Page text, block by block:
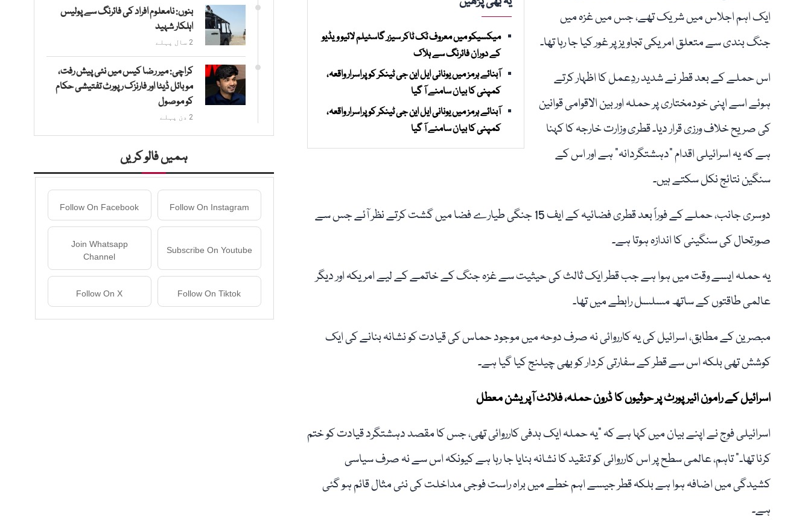
میکسیکو میں معروف ٹک ٹاکر سیزر گاسٹیلم لائیو ویڈیو
کے دوران فائرنگ سے ہلاک
آبنائے ہرمز میں یونانی ایل این جی ٹینکر کو پراسرار واقعہ،
کمپنی کا بیان سامنے آ گیا
آبنائے ہرمز میں یونانی ایل این جی ٹینکر کو پراسرار واقعہ،
کمپنی کا بیان سامنے آ گیا
ایک اہم اجلاس میں شریک تھے، جس میں غزہ میں
جنگ بندی سے متعلق امریکی تجاویز پر غور کیا جا رہا تھا۔
اس حملے کے بعد قطر نے شدید ردِعمل کا اظہار کرتے
ہوئے اسے اپنی خودمختاری پر حملہ اور بین الاقوامی قوانین
کی صریح خلاف ورزی قرار دیا۔ قطری وزارت خارجہ کا کہنا
ہے کہ یہ اسرائیلی اقدام "دہشتگردانہ” ہے اور اس کے
سنگین نتائج نکل سکتے ہیں۔
دوسری جانب، حملے کے فوراً بعد قطری فضائیہ کے ایف 15 جنگی طیارے فضا میں گشت کرتے نظر آئے جس سے
صورتحال کی سنگینی کا اندازہ ہوتا ہے۔
یہ حملہ ایسے وقت میں ہوا ہے جب قطر ایک ثالث کی حیثیت سے غزہ جنگ کے خاتمے کے لیے امریکہ اور دیگر
عالمی طاقتوں کے ساتھ مسلسل رابطے میں تھا۔
مبصرین کے مطابق، اسرائیل کی یہ کارروائی نہ صرف دوحہ میں موجود حماس کی قیادت کو نشانہ بنانے کی ایک
کوشش تھی بلکہ اس سے قطر کے سفارتی کردار کو بھی چیلنج کیا گیا ہے۔
اسرائیل کے رامون ائیرپورٹ پر حوثیوں کا ڈرون حملہ، فلائٹ آپریشن معطل
اسرائیلی فوج نے اپنے بیان میں کہا ہے کہ "یہ حملہ ایک ہدفی کارروائی تھی، جس کا مقصد دہشتگرد قیادت کو ختم
کرنا تھا۔” تاہم، عالمی سطح پر اس کارروائی کو تنقید کا نشانہ بنایا جا رہا ہے کیونکہ اس سے نہ صرف سیاسی
کشیدگی میں اضافہ ہوا ہے بلکہ قطر جیسے اہم خطے میں براہ راست فوجی مداخلت کی نئی مثال قائم ہو گئی
ہے۔
بنوں: نامعلوم افراد کی فائرنگ سے پولیس
اہلکار شہید
2 سال پہلے
کراچی: میر رضا کیس میں نئی پیش رفت،
موبائل ڈیٹا اور فارنزک رپورٹ تفتیشی حکام
کو موصول
2 دن پہلے
ہمیں فالو کریں
Follow On Instagram
Follow On Facebook
Subscribe On Youtube
Join Whatsapp
Channel
Follow On Tiktok
Follow On X